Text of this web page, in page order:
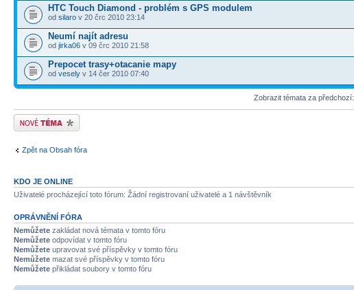
HTC Touch Diamond - problém s GPS modulem
od silaro v 20 črc 2010 23:14
Neumí najít adresu
od jirka06 v 09 črc 2010 21:58
Prepocet trasy+otacanie mapy
od vesely v 14 čer 2010 07:40
Zobrazit témata za předchozí:
Odeslat nové téma
Zpět na Obsah fóra
KDO JE ONLINE
Uživatelé procházející toto fórum: Žádní registrovaní uživatelé a 1 návštěvník
OPRÁVNĚNÍ FÓRA
Nemůžete zakládat nová témata v tomto fóru
Nemůžete odpovídat v tomto fóru
Nemůžete upravovat své příspěvky v tomto fóru
Nemůžete mazat své příspěvky v tomto fóru
Nemůžete přikládat soubory v tomto fóru